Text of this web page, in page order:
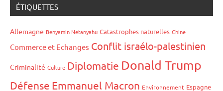
ÉTIQUETTES
Allemagne Benyamin Netanyahu Catastrophes naturelles Chine
Commerce et Echanges Conflit israélo-palestinien
Criminalité Culture Diplomatie Donald Trump
Défense Emmanuel Macron Environnement Espagne